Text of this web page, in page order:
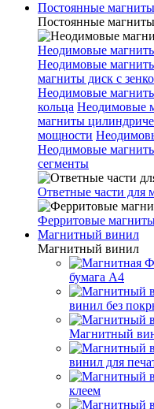
Постоянные магниты
Постоянные магниты
Неодимовые
Неодимовые
магниты диск с
Неодимовые
кольца Неодимовые
магниты
мощности
Неодимовые
сегменты
Ответные части для
Ферритовые
Магнитный винил
Магнитный винил
бумага А4
винил без
Магнитный
винил для
клеем